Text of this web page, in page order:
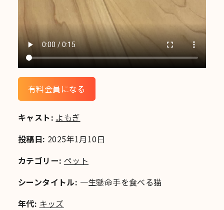
有料会員になる
キャスト: よもぎ
投稿日: 2025年1月10日
カテゴリー: ペット
シーンタイトル: 一生懸命手を食べる猫
年代: キッズ